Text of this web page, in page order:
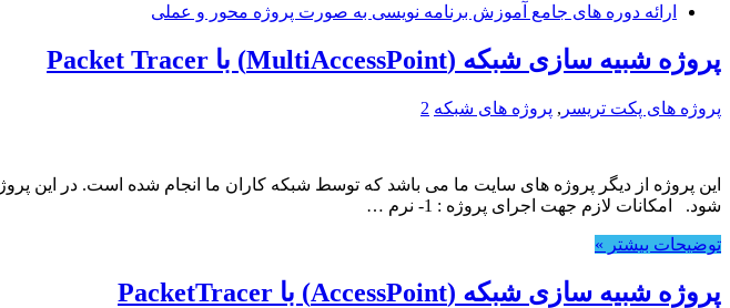
ارائه دوره های جامع آموزش برنامه نویسی به صورت پروژه محور و عملی
پروژه شبیه سازی شبکه (MultiAccessPoint) با Packet Tracer
پروژه های پکت تریسر , پروژه های شبکه 2
شود. امکانات لازم جهت اجرای پروژه : 1- نرم …
توضیحات بیشتر »
پروژه شبیه سازی شبکه (AccessPoint) با PacketTracer